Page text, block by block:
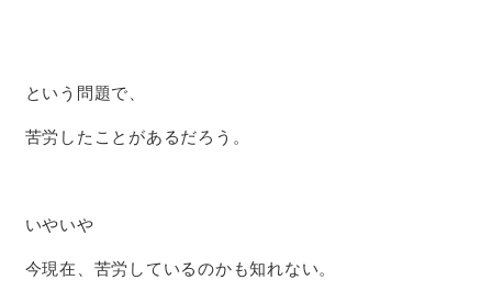
という問題で、
苦労したことがあるだろう。
いやいや
今現在、苦労しているのかも知れない。